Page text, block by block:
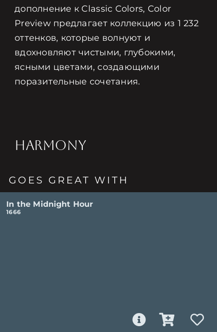
дополнение к Classic Colors, Color
Preview предлагает коллекцию из 1 232
оттенков, которые волнуют и
вдохновляют чистыми, глубокими,
ясными цветами, создающими
поразительные сочетания.
HARMONY
GOES GREAT WITH
In the Midnight Hour
1666